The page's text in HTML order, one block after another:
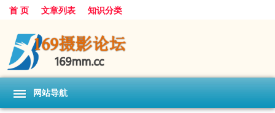
首 页 文章列表 知识分类
网站导航